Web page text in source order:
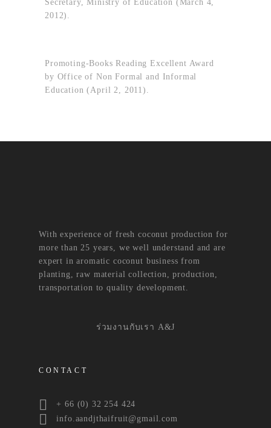
Secretary, Ministry of Education (March 4,
2012).
Promoting-Books Reading Excellent Award
by Office of Non Formal and Informal
Education (April 2, 2011).
With experience of fresh coconut production for
more than 25 years, we well understand and are
expert in aromatic coconut business from
planting, raw material collection, production,
transportation to quality development.
ร่วมงานกับเรา A&J
CONTACT
+ 66 (0) 32 254 424
info.aandjthaifruit@gmail.com